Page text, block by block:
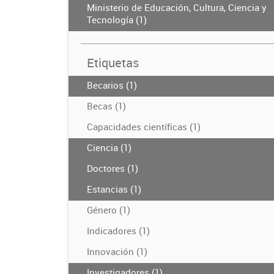
Ministerio de Educación, Cultura, Ciencia y
Tecnología (1)
Etiquetas
Becarios (1)
Becas (1)
Capacidades científicas (1)
Ciencia (1)
Doctores (1)
Estancias (1)
Género (1)
Indicadores (1)
Innovación (1)